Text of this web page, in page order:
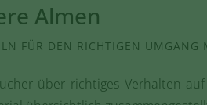
Almen
FÜR DEN RICHTIGEN UMGANG
über richtiges Verhalten